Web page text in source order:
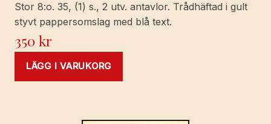
Stor 8:o. 35, (1) s., 2 utv. antavlor. Trådhäftad i gult
styvt pappersomslag med blå text.
350kr
LÄGG I VARUKORG